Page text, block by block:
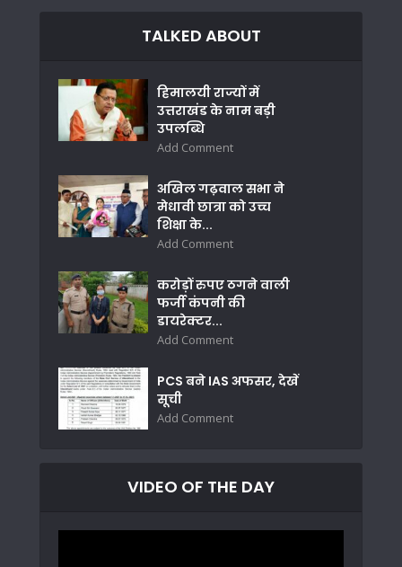
TALKED ABOUT
हिमालयी राज्यों में
उत्तराखंड के नाम बड़ी
उपलब्धि
Add Comment
अखिल गढ़वाल सभा ने
मेधावी छात्रा को उच्च
शिक्षा के...
Add Comment
करोड़ों रुपए ठगने वाली
फर्जी कंपनी की
डायरेक्टर...
Add Comment
PCS बने IAS अफसर, देखें
सूची
Add Comment
VIDEO OF THE DAY